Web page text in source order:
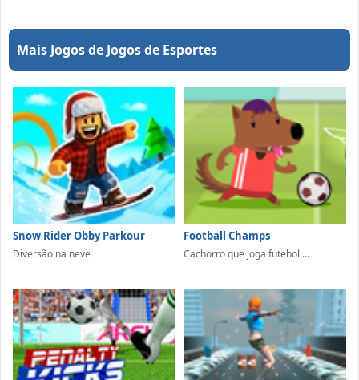
Mais Jogos de Jogos de Esportes
Snow Rider Obby Parkour
Diversão na neve
Football Champs
Cachorro que joga futebol ...